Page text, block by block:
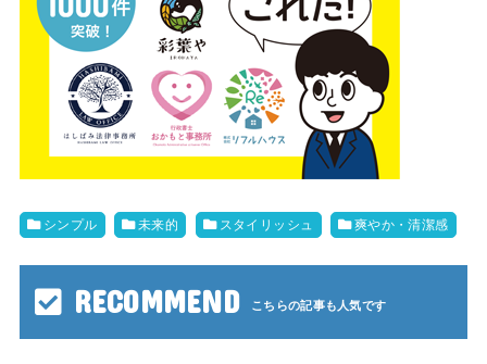
シンプル 未来的 スタイリッシュ 爽やか・清潔感
RECOMMEND